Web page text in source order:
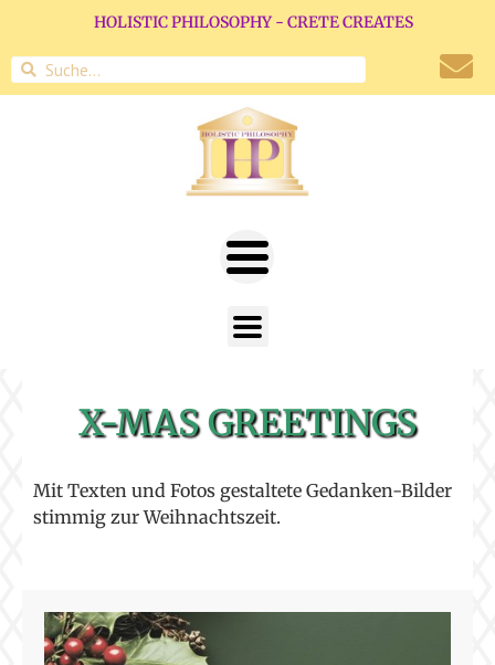
HOLISTIC PHILOSOPHY - CRETE CREATES
X-MAS GREETINGS
Mit Texten und Fotos gestaltete Gedanken-Bilder
stimmig zur Weihnachtszeit.